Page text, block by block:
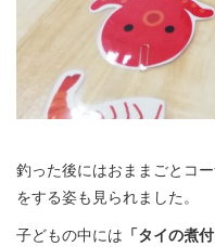
釣った後にはおままごとコ
をする姿も見られました。
子どもの中には 「タイの煮